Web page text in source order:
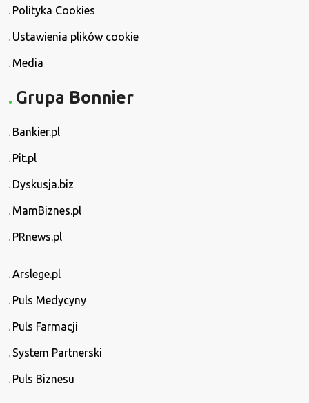
Polityka Cookies
Ustawienia plików cookie
Media
Grupa Bonnier
Bankier.pl
Pit.pl
Dyskusja.biz
MamBiznes.pl
PRnews.pl
Arslege.pl
Puls Medycyny
Puls Farmacji
System Partnerski
Puls Biznesu